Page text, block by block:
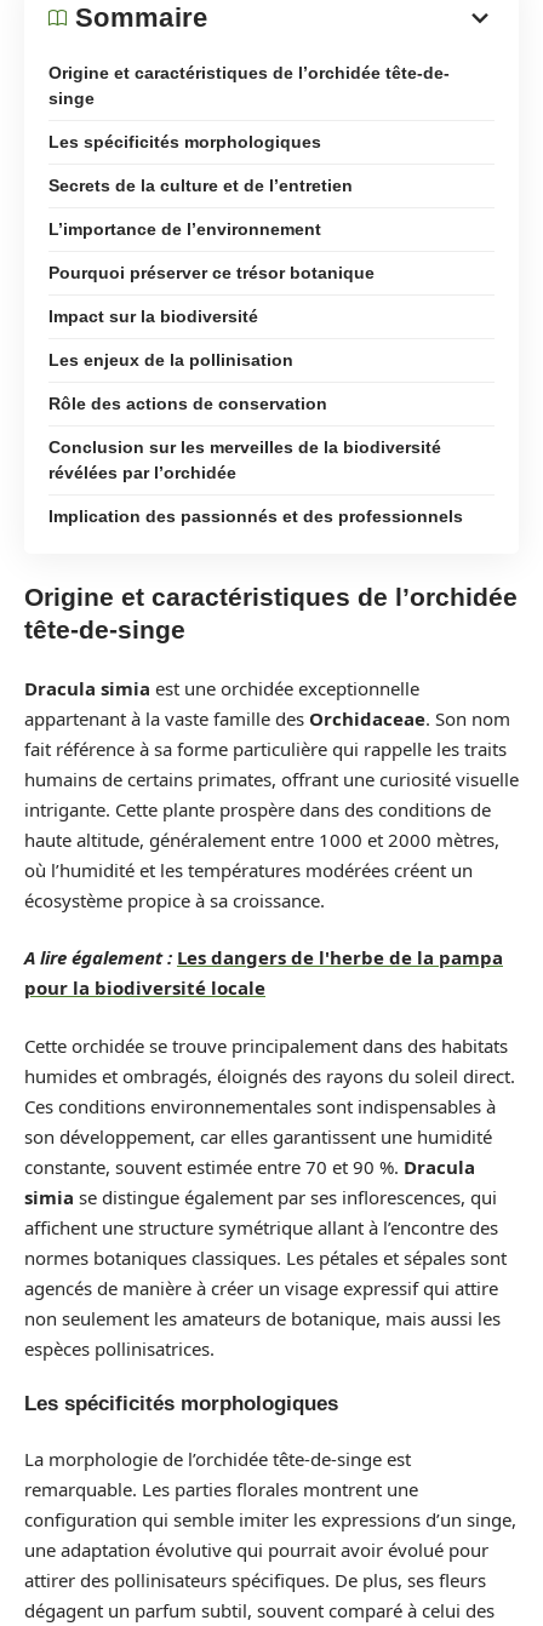
Sommaire
Origine et caractéristiques de l’orchidée tête-de-
singe
Les spécificités morphologiques
Secrets de la culture et de l’entretien
L’importance de l’environnement
Pourquoi préserver ce trésor botanique
Impact sur la biodiversité
Les enjeux de la pollinisation
Rôle des actions de conservation
Conclusion sur les merveilles de la biodiversité
révélées par l’orchidée
Implication des passionnés et des professionnels
Origine et caractéristiques de l’orchidée
tête-de-singe
Dracula simia est une orchidée exceptionnelle
appartenant à la vaste famille des Orchidaceae. Son nom
fait référence à sa forme particulière qui rappelle les traits
humains de certains primates, offrant une curiosité visuelle
intrigante. Cette plante prospère dans des conditions de
haute altitude, généralement entre 1000 et 2000 mètres,
où l’humidité et les températures modérées créent un
écosystème propice à sa croissance.
A lire également : Les dangers de l'herbe de la pampa
pour la biodiversité locale
Cette orchidée se trouve principalement dans des habitats
humides et ombragés, éloignés des rayons du soleil direct.
Ces conditions environnementales sont indispensables à
son développement, car elles garantissent une humidité
constante, souvent estimée entre 70 et 90 %. Dracula
simia se distingue également par ses inflorescences, qui
affichent une structure symétrique allant à l’encontre des
normes botaniques classiques. Les pétales et sépales sont
agencés de manière à créer un visage expressif qui attire
non seulement les amateurs de botanique, mais aussi les
espèces pollinisatrices.
Les spécificités morphologiques
La morphologie de l’orchidée tête-de-singe est
remarquable. Les parties florales montrent une
configuration qui semble imiter les expressions d’un singe,
une adaptation évolutive qui pourrait avoir évolué pour
attirer des pollinisateurs spécifiques. De plus, ses fleurs
dégagent un parfum subtil, souvent comparé à celui des